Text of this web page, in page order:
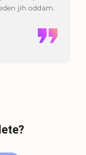
jih oddam.